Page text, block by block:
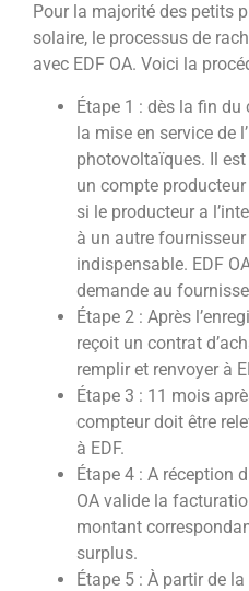
Pour la majorité des petits
solaire, le processus de
avec EDF OA. Voici la
Étape 1 : dès la fin du
la mise en service de
photovoltaïques. Il
un compte producteur
si le producteur a
à un autre fournisseur
indispensable. EDF
demande au
Étape 2 : Après
reçoit un contrat
remplir et renvoyer à
Étape 3 : 11 mois
compteur doit être
à EDF.
Étape 4 : A réception
OA valide la
montant
surplus.
Étape 5 : À partir de